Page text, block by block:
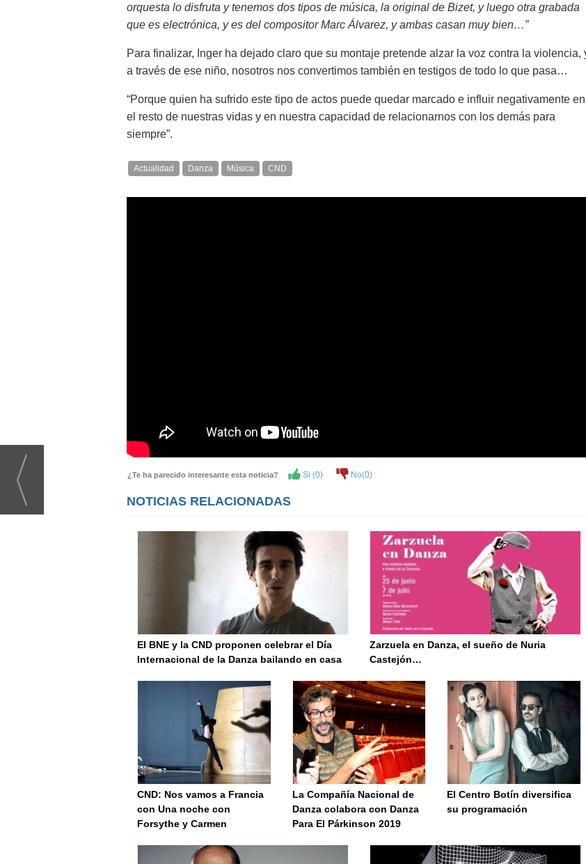
orquesta lo disfruta y tenemos dos tipos de música, la original de Bizet, y luego otra grabada
que es electrónica, y es del compositor Marc Álvarez, y ambas casan muy bien…”
Para finalizar, Inger ha dejado claro que su montaje pretende alzar la voz contra la violencia,
a través de ese niño, nosotros nos convertimos también en testigos de todo lo que pasa…
“Porque quien ha sufrido este tipo de actos puede quedar marcado e influir negativamente en
el resto de nuestras vidas y en nuestra capacidad de relacionarnos con los demás para
siempre”.
Actualidad Danza Música CND
¿Te ha parecido interesante esta noticia? Si (0) No(0)
NOTICIAS RELACIONADAS
El BNE y la CND proponen celebrar el Día
Internacional de la Danza bailando en casa
Zarzuela en Danza, el sueño de Nuria
Castejón…
CND: Nos vamos a Francia
con Una noche con
Forsythe y Carmen
La Compañía Nacional de
Danza colabora con Danza
Para El Párkinson 2019
El Centro Botín diversifica
su programación